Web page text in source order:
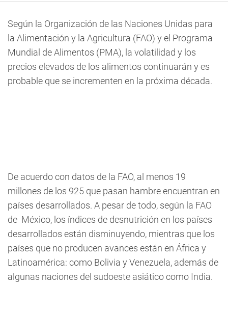
Según la Organización de las Naciones Unidas para
la Alimentación y la Agricultura (FAO) y el Programa
Mundial de Alimentos (PMA), la volatilidad y los
precios elevados de los alimentos continuarán y es
probable que se incrementen en la próxima década.
De acuerdo con datos de la FAO, al menos 19
millones de los 925 que pasan hambre encuentran en
países desarrollados. A pesar de todo, según la FAO
de México, los índices de desnutrición en los países
desarrollados están disminuyendo, mientras que los
países que no producen avances están en África y
Latinoamérica: como Bolivia y Venezuela, además de
algunas naciones del sudoeste asiático como India.